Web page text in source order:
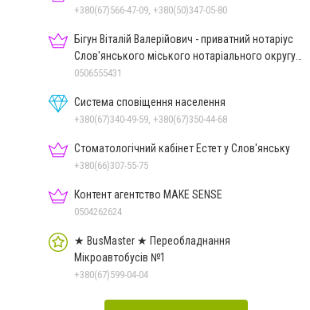
+380(67)566-47-09, +380(50)347-05-80
Бігун Віталій Валерійович - приватний нотаріус
Слов'янського міського нотаріального округу
Дон.обл.
0506555431
Система сповіщення населення
+380(67)340-49-59, +380(67)350-44-68
Стоматологічний кабінет Естет у Слов'янську
+380(66)307-55-75
Контент агентство MAKE SENSE
0504262624
★ BusMaster ★ Переобладнання
Мікроавтобусів №1
+380(67)599-04-04